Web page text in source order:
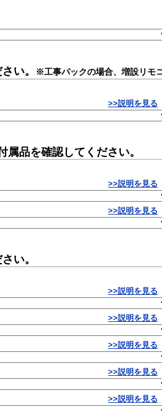
い。 ※工事パックの場合、増設リモ
>>説明を見る
属品を確認してください。
>>説明を見る
>>説明を見る
い。
>>説明を見る
>>説明を見る
>>説明を見る
>>説明を見る
>>説明を見る